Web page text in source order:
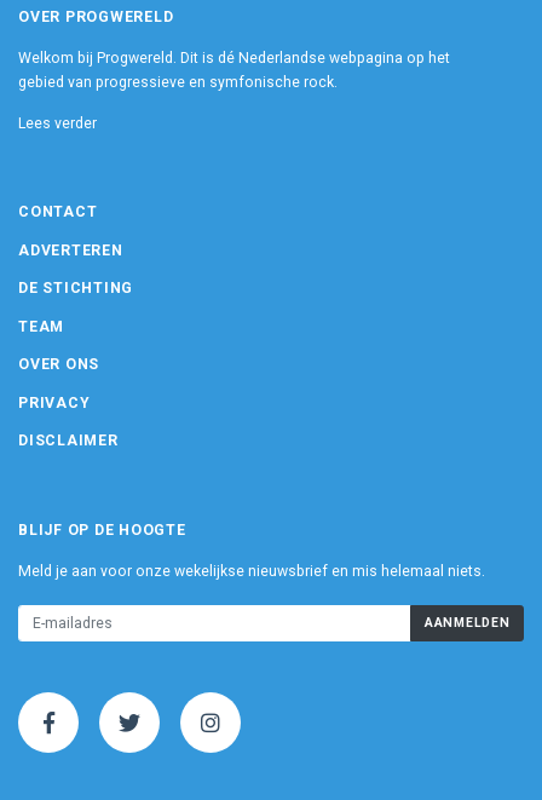
OVER PROGWERELD
Welkom bij Progwereld. Dit is dé Nederlandse webpagina op het
gebied van progressieve en symfonische rock.
Lees verder
CONTACT
ADVERTEREN
DE STICHTING
TEAM
OVER ONS
PRIVACY
DISCLAIMER
BLIJF OP DE HOOGTE
Meld je aan voor onze wekelijkse nieuwsbrief en mis helemaal niets.
AANMELDEN